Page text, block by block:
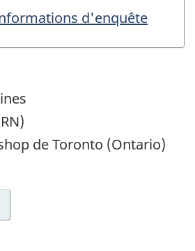
d'enquête
de Toronto (Ontario)